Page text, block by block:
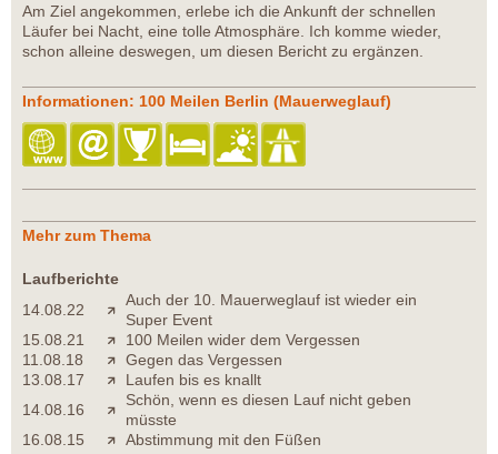
Am Ziel angekommen, erlebe ich die Ankunft der schnellen
Läufer bei Nacht, eine tolle Atmosphäre. Ich komme wieder,
schon alleine deswegen, um diesen Bericht zu ergänzen.
Informationen: 100 Meilen Berlin (Mauerweglauf)
Mehr zum Thema
Laufberichte
14.08.22
Auch der 10. Mauerweglauf ist wieder ein
Super Event
15.08.21
100 Meilen wider dem Vergessen
11.08.18
Gegen das Vergessen
13.08.17
Laufen bis es knallt
14.08.16
Schön, wenn es diesen Lauf nicht geben
müsste
16.08.15
Abstimmung mit den Füßen